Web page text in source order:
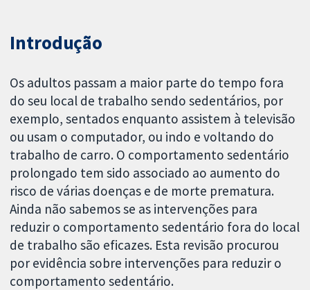
Introdução
Os adultos passam a maior parte do tempo fora
do seu local de trabalho sendo sedentários, por
exemplo, sentados enquanto assistem à televisão
ou usam o computador, ou indo e voltando do
trabalho de carro. O comportamento sedentário
prolongado tem sido associado ao aumento do
risco de várias doenças e de morte prematura.
Ainda não sabemos se as intervenções para
reduzir o comportamento sedentário fora do local
de trabalho são eficazes. Esta revisão procurou
por evidência sobre intervenções para reduzir o
comportamento sedentário.